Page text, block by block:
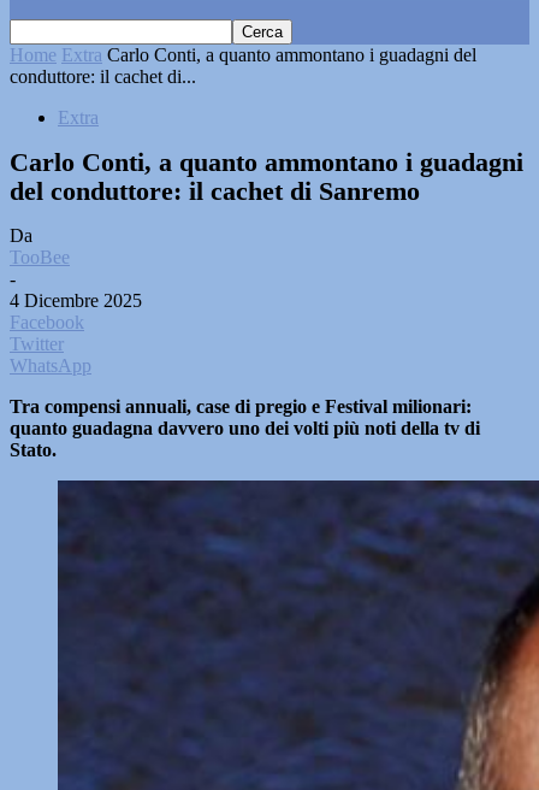
Home Extra Carlo Conti, a quanto ammontano i guadagni del
conduttore: il cachet di...
Extra
Carlo Conti, a quanto ammontano i guadagni
del conduttore: il cachet di Sanremo
Da
TooBee
-
4 Dicembre 2025
Facebook
Twitter
WhatsApp
Tra compensi annuali, case di pregio e Festival milionari:
quanto guadagna davvero uno dei volti più noti della tv di
Stato.